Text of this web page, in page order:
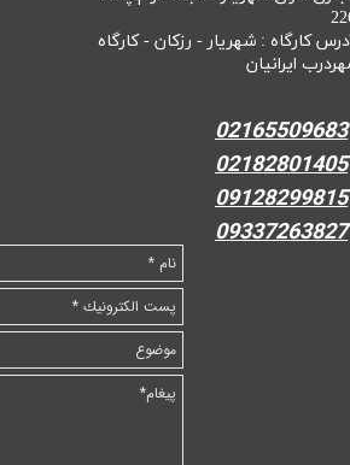
کارگاه : شهریار - رزکان - کارگاه
ایرانیان
02165509683
02182801405
09128299815
09337263827